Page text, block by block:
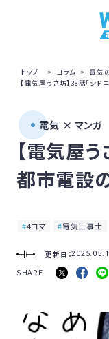
トップ > コラム > 電気
【電気屋うさ坊】38話「シ
電気 × マンガ
【電気屋
都市電設
4コマ 電気工事士
更新日：
SHARE